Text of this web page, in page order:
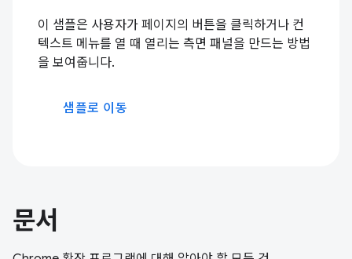
이 샘플은 사용자가 페이지의 버튼을 클릭하거나 컨
텍스트 메뉴를 열 때 열리는 측면 패널을 만드는 방법
을 보여줍니다.
샘플로 이동
문서